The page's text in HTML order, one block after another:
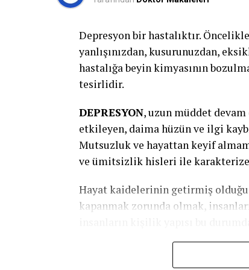
hakkında konuşulabilir. Çocuğun o
olunabilir. İleride
birlikte gözden geçirilebilir.
Depresyon bir hastalıktır.
yanlışınızdan, kusurunuzdan,
hastalığa beyin kimyasının
tesirlidir.
DEPRESYON, uzun müddet
etkileyen, daima hüzün ve ilgi
Mutsuzluk ve hayattan keyif
ve ümitsizlik hisleri ile
Hayat kaidelerinin getirmiş
kapanmak zorunda olmak,